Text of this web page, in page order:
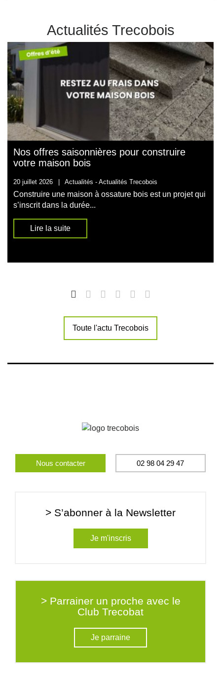
Actualités Trecobois
Nos offres saisonnières pour construire
votre maison bois
20 juillet 2026 Actualités - Actualités Trecobois
Construire une maison à ossature bois est un projet qui
s’inscrit dans la durée...
Lire la suite
Toute l'actu Trecobois
Nous contacter 02 98 04 29 47
> S’abonner à la Newsletter
Je m'inscris
> Parrainer un proche avec le
Club Trecobat
Je parraine